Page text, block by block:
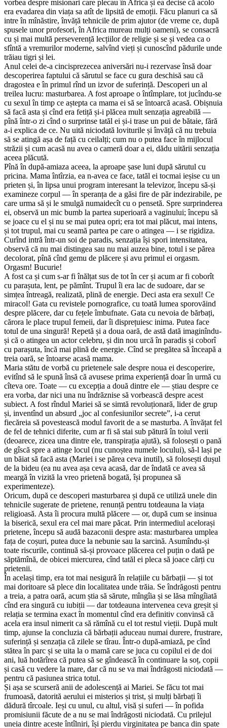
vorbea despre misionari care plecau în Africa și ea decise că acolo
era evadarea din viața sa atît de lipsită de emoții. Făcu planuri ca să
intre în mînăstire, învăță tehnicile de prim ajutor (de vreme ce, după
spusele unor profesori, în Africa mureau mulți oameni), se consacră
cu și mai multă perseverență lecțiilor de religie și se și vedea ca o
sfîntă a vremurilor moderne, salvînd vieți și cunoscînd pădurile unde
trăiau tigri și lei.
Anul celei de-a cincisprezecea aniversări nu-i rezervase însă doar
descoperirea faptului că sărutul se face cu gura deschisă sau că
dragostea e în primul rînd un izvor de suferință. Descoperi un al
treilea lucru: masturbarea. A fost aproape o întîmplare, tot jucîndu-se
cu sexul în timp ce aștepta ca mama ei să se întoarcă acasă. Obișnuia
să facă asta și cînd era fetiță și-i plăcea mult senzația agreabilă —
pînă într-o zi cînd o surprinse tatăl ei și-i trase un pui de bătaie, fără
a-i explica de ce. Nu uită niciodată loviturile și învăță că nu trebuia
să se atingă așa de față cu ceilalți; cum nu o putea face în mijlocul
străzii și cum acasă nu avea o cameră doar a ei, dădu uitării senzația
aceea plăcută.
Pînă în după-amiaza aceea, la aproape șase luni după sărutul cu
pricina. Mama întîrzia, ea n-avea ce face, tatăl ei tocmai ieșise cu un
prieten și, în lipsa unui program interesant la televizor, începu să-și
examineze corpul — în speranța de a găsi fire de păr indezirabile, pe
care urma să și le smulgă numaidecît cu o pensetă. Spre surprinderea
ei, observă un mic bumb la partea superioară a vaginului; începu să
se joace cu el și nu se mai putea opri; era tot mai plăcut, mai intens,
și tot trupul, mai cu seamă partea pe care o atingea — i se rigidiza.
Curînd intră într-un soi de paradis, senzația își spori intensitatea,
observă că nu mai distingea sau nu mai auzea bine, totul i se părea
decolorat, pînă cînd gemu de plăcere și avu primul ei orgasm.
Orgasm! Bucurie!
A fost ca și cum s-ar fi înălțat sus de tot în cer și acum ar fi coborît
cu parașuta, lent, pe pămînt. Trupul îi era lac de sudoare, dar se
simțea întreagă, realizată, plină de energie. Deci asta era sexul! Ce
miracol! Gata cu revistele pornografice, cu toată lumea sporovăind
despre plăcere, dar cu fețele îmbufnate. Gata cu nevoia de bărbați,
cărora le place trupul femeii, dar îi disprețuiesc inima. Putea face
totul de una singură! Repetă și a doua oară, de astă dată imaginîndu-
și că o atingea un actor celebru, și din nou urcă în paradis și coborî
cu parașuta, încă mai plină de energie. Cînd se pregătea să înceapă a
treia oară, se întoarse acasă mama.
Maria stătu de vorbă cu prietenele sale despre noua ei descoperire,
evitînd să le spună însă că avusese prima experiență doar în urmă cu
cîteva ore. Toate — cu excepția a două dintre ele — știau despre ce
era vorba, dar nici una nu îndrăznise să vorbească despre acest
subiect. A fost rîndul Mariei să se simtă revoluționară, lider de grup
și, inventînd un absurd „joc al confesiunilor secrete”, i-a cerut
fiecăreia să povestească modul favorit de a se masturba. A învățat fel
de fel de tehnici diferite, cum ar fi să stai sub pătură în toiul verii
(deoarece, zicea una dintre ele, transpirația ajută), să folosești o pană
de gîscă spre a atinge locul (nu cunoștea numele locului), să-l lași pe
un băiat să facă asta (Mariei i se părea ceva inutil), să folosești dușul
de la bideu (ea nu avea așa ceva acasă, dar de îndată ce avea să
meargă în vizită la vreo prietenă bogată, își propunea să
experimenteze).
Oricum, după ce descoperi masturbarea și după ce utiliză unele din
tehnicile sugerate de prietene, renunță pentru totdeauna la viața
religioasă. Asta îi procura multă plăcere — or, după cum se insinua
la biserică, sexul era cel mai mare păcat. Prin intermediul acelorași
prietene, începu să audă bazaconii despre asta: masturbarea umplea
fața de coșuri, putea duce la nebunie sau la sarcină. Asumîndu-și
toate riscurile, continuă să-și provoace plăcerea cel puțin o dată pe
săptămînă, de obicei miercurea, cînd tatăl ei pleca să joace cărți cu
prietenii.
În același timp, era tot mai nesigură în relațiile cu bărbații — și tot
mai doritoare să plece din localitatea unde trăia. Se îndrăgosti pentru
a treia, a patra oară, acum știa să sărute, mîngîia și se lăsa mîngîiată
cînd era singură cu iubiții — dar totdeauna intervenea ceva greșit și
relația se termina exact în momentul cînd era definitiv convinsă că
acela era insul nimerit ca să rămînă cu el tot restul vieții. După mult
timp, ajunse la concluzia că bărbații aduceau numai durere, frustrare,
suferință și senzația că zilele se tîrau. Într-o după-amiază, pe cînd
stătea în parc și se uita la o mamă care se juca cu copilul ei de doi
ani, luă hotărîrea că putea să se gîndească în continuare la soț, copii
și casă cu vedere la mare, dar că nu se va mai îndrăgosti niciodată —
pentru că pasiunea strica totul.
Și așa se scurseră anii de adolescență ai Mariei. Se făcu tot mai
frumoasă, datorită aerului ei misterios și trist, și mulți bărbați îi
dădură tîrcoale. Ieși cu unul, cu altul, visă și suferi — în pofida
promisiunii făcute de a nu se mai îndrăgosti niciodată. Cu prilejul
uneia dintre aceste întîlniri, își pierdu virginitatea pe banca din spate